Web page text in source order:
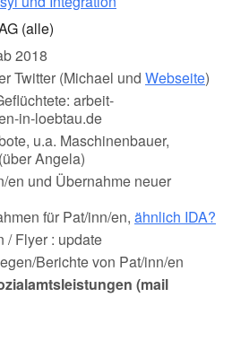
(alle)
2018
Twitter (Michael und Webseite)
arbeit-
in-loebtau.de
u.a. Maschinenbauer,
Angela)
en und Übernahme neuer
für Pat/inn/en, ähnlich IDA?
/ Flyer : update
Berichte von Pat/inn/en
(mail